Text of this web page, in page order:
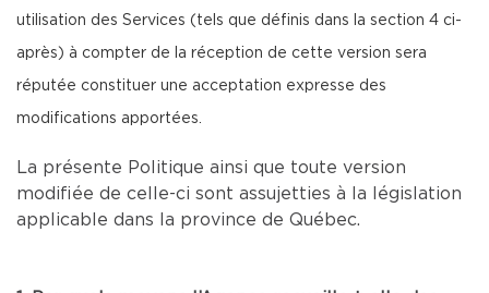
utilisation des Services (tels que définis dans la section 4 ci-
après) à compter de la réception de cette version sera
réputée constituer une acceptation expresse des
modifications apportées.
La présente Politique ainsi que toute version
modifiée de celle-ci sont assujetties à la législation
applicable dans la province de Québec.